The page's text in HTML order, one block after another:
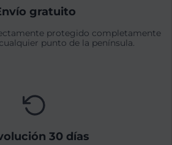
gratuito
protegido completamente
punto de la península.
30 días